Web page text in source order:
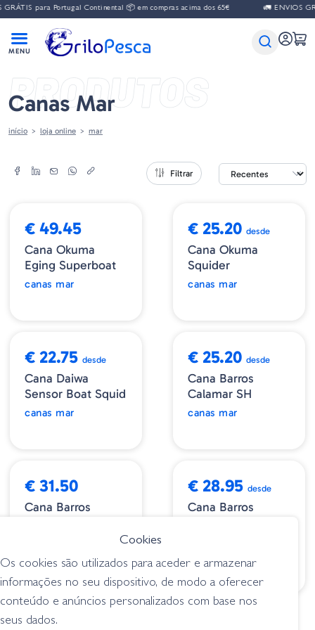
para Portugal Continental 📦 em compras acima dos 65€ 🚛 ENVIOS
PRODUTOS
Canas Mar
início loja online mar
Filtrar
€ 49.45
Cana Okuma
Eging Superboat
canas mar
€ 25.20 desde
Cana Okuma
Squider
canas mar
€ 22.75 desde
Cana Daiwa
Sensor Boat Squid
canas mar
€ 25.20 desde
Cana Barros
Calamar SH
canas mar
€ 31.50
Cana Barros
canas mar
€ 28.95 desde
Cana Barros
Cookies
Os cookies são utilizados para aceder e armazenar
informações no seu dispositivo, de modo a oferecer
conteúdo e anúncios personalizados com base nos
seus dados.